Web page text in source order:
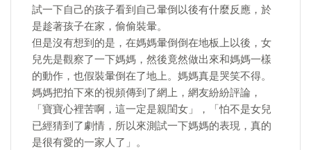
試一下自己的孩子看到自己暈倒以後有什麼反應，於
是趁著孩子在家，偷偷裝暈。
但是沒有想到的是，在媽媽暈倒倒在地板上以後，女
兒先是觀察了一下媽媽，然後竟然做出來和媽媽一樣
的動作，也假裝暈倒在了地上。媽媽真是哭笑不得。
媽媽把拍下來的視頻傳到了網上，網友紛紛評論，
「寶寶心裡苦啊，這一定是親閨女」，「怕不是女兒
已經猜到了劇情，所以來測試一下媽媽的表現，真的
是很有愛的一家人了」。